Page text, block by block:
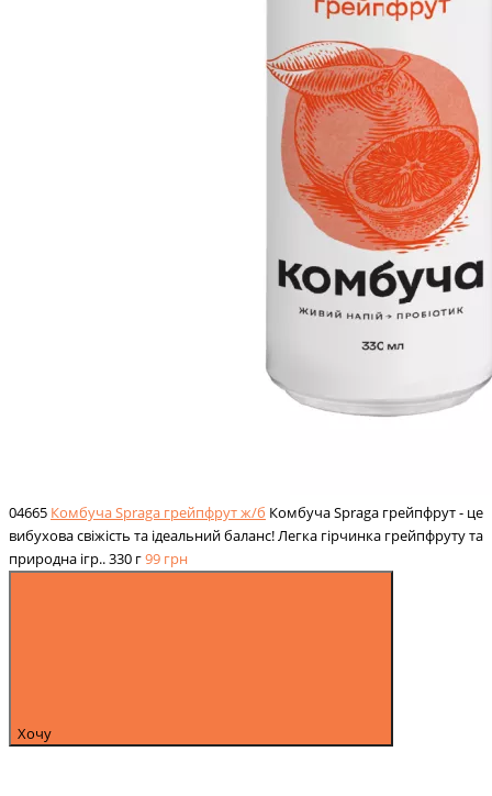
04665 Комбуча Spraga грейпфрут ж/б Комбуча Spraga грейпфрут - це
вибухова свіжість та ідеальний баланс! Легка гірчинка грейпфруту та
природна ігр..330 г99 грн
Хочу